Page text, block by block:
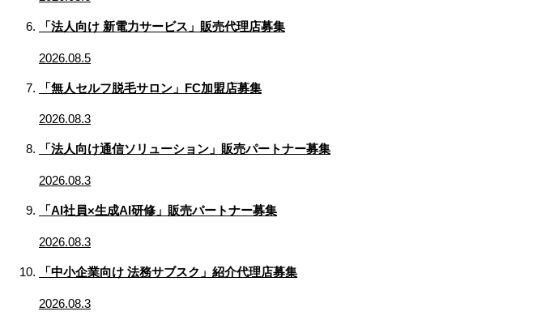
「法人向け 新電力サービス」販売代理店募集
2026.08.5
「無人セルフ脱毛サロン」FC加盟店募集
2026.08.3
「法人向け通信ソリューション」販売パートナー募集
2026.08.3
「AI社員×生成AI研修」販売パートナー募集
2026.08.3
「中小企業向け 法務サブスク」紹介代理店募集
2026.08.3